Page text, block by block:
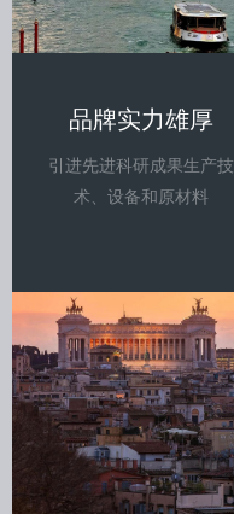
品牌实力雄厚
引进先进科研成果生产技
术、设备和原材料